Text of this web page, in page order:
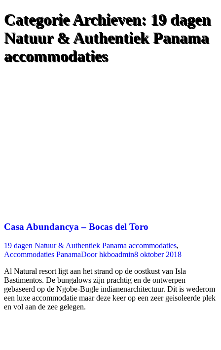
Categorie Archieven: 19 dagen
Natuur & Authentiek Panama
accommodaties
Casa Abundancya – Bocas del Toro
19 dagen Natuur & Authentiek Panama accommodaties,
Accommodaties PanamaDoorhkboadmin8 oktober 2018
Al Natural resort ligt aan het strand op de oostkust van Isla
Bastimentos. De bungalows zijn prachtig en de ontwerpen
gebaseerd op de Ngobe-Bugle indianenarchitectuur. Dit is wederom
een luxe accommodatie maar deze keer op een zeer geisoleerde plek
en vol aan de zee gelegen.